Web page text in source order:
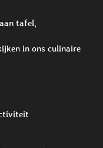
tafel,
in ons culinaire